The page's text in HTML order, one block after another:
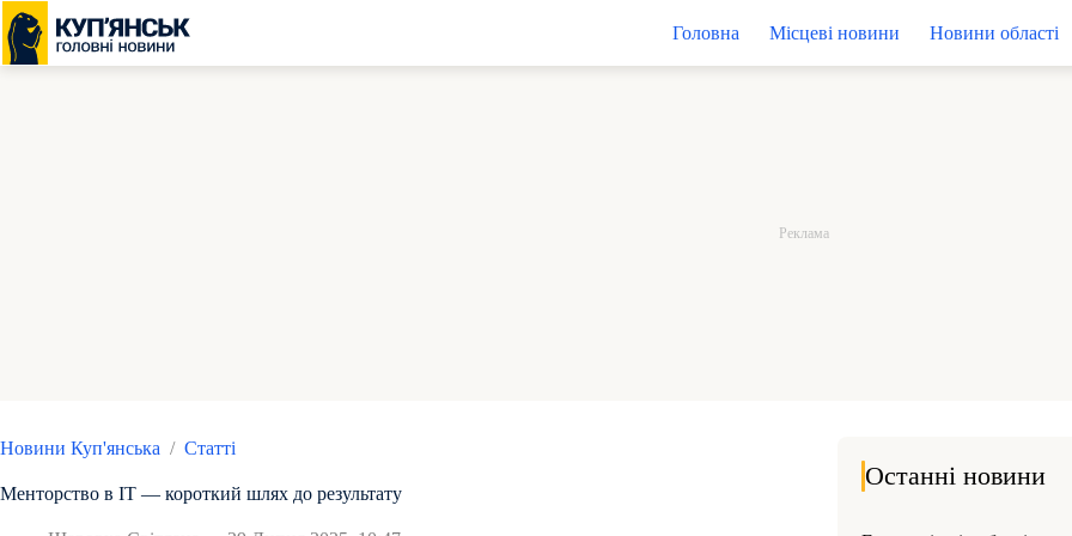
Перейти
до
вмісту
Головна Місцеві новини Новини області
Новини Куп'янська / Статті
Менторство в ІТ — короткий шлях до результату
Останні новини